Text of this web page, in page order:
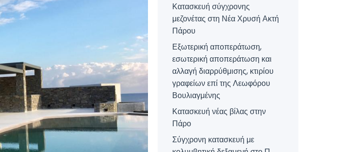
Κατασκευή σύγχρονης
μεζονέτας στη Νέα Χρυσή Ακτή
Πάρου
Εξωτερική αποπεράτωση,
εσωτερική αποπεράτωση και
αλλαγή διαρρύθμισης, κτιρίου
γραφείων επί της Λεωφόρου
Βουλιαγμένης
Κατασκευή νέας βίλας στην
Πάρο
Σύγχρονη κατασκευή με